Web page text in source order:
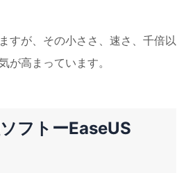
すが、その小ささ、速さ、千倍以
高まっています。
フトーEaseUS